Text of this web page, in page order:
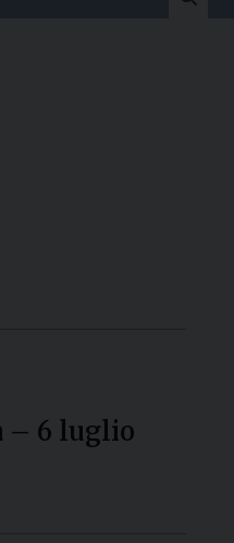
– 6 luglio